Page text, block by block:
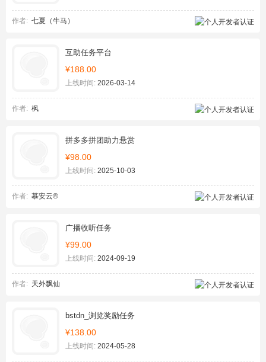
作者: 七夏（牛马）
互助任务平台
¥188.00
上线时间: 2026-03-14
作者: 枫
拼多多拼团助力悬赏
¥98.00
上线时间: 2025-10-03
作者: 慕安云®
广播收听任务
¥99.00
上线时间: 2024-09-19
作者: 天外飘仙
bstdn_浏览奖励任务
¥138.00
上线时间: 2024-05-28